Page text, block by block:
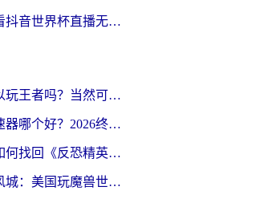
在澳大利亚看抖音世界杯直播无法播放？海外党体育观赛终极指南来了！
身在国外可以玩王者吗？当然可以，但你需要这份“加速”指南
海外游戏加速器哪个好？2026终极指南帮你畅玩国服+解决卡顿难题
身在海外，如何找回《反恐精英：全球攻势》国服的丝滑手感？一份给你的终极指南
从纽约到暴风城：美国玩魔兽世界，如何找到你的最佳网络航线